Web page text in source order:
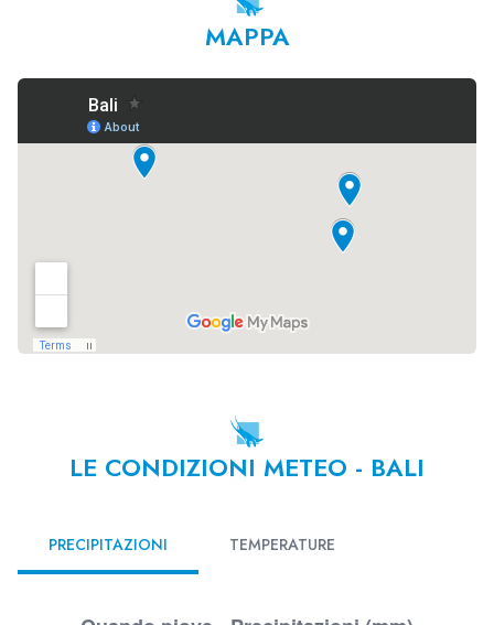
MAPPA
LE CONDIZIONI METEO - BALI
PRECIPITAZIONI TEMPERATURE